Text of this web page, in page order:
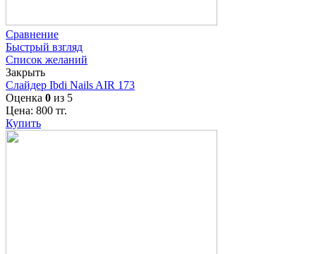
Сравнение
Быстрый взгляд
Список желаний
Закрыть
Слайдер Ibdi Nails AIR 173
Оценка 0 из 5
Цена: 800 тг.
Купить